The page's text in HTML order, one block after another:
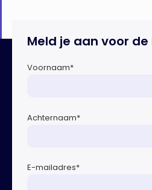
Meld je aan voor
Voornaam*
Achternaam*
E-mailadres*